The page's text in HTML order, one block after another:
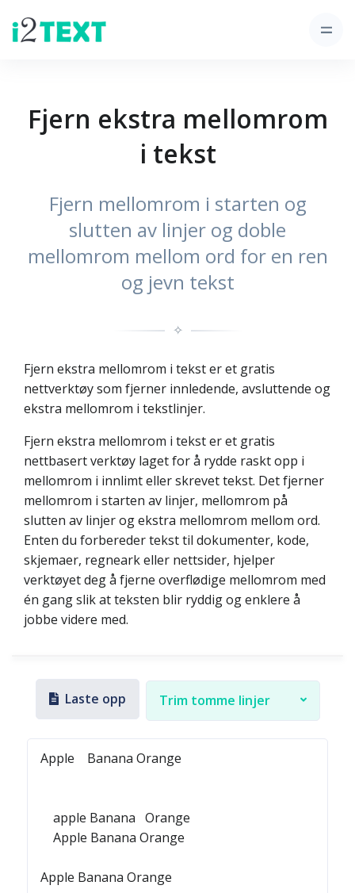
Fjern ekstra mellomrom
i tekst
Fjern mellomrom i starten og
slutten av linjer og doble
mellomrom mellom ord for en ren
og jevn tekst
✧
Fjern ekstra mellomrom i tekst er et gratis
nettverktøy som fjerner innledende, avsluttende og
ekstra mellomrom i tekstlinjer.
Fjern ekstra mellomrom i tekst er et gratis
nettbasert verktøy laget for å rydde raskt opp i
mellomrom i innlimt eller skrevet tekst. Det fjerner
mellomrom i starten av linjer, mellomrom på
slutten av linjer og ekstra mellomrom mellom ord.
Enten du forbereder tekst til dokumenter, kode,
skjemaer, regneark eller nettsider, hjelper
verktøyet deg å fjerne overflødige mellomrom med
én gang slik at teksten blir ryddig og enklere å
jobbe videre med.
Laste opp Trim tomme linjer